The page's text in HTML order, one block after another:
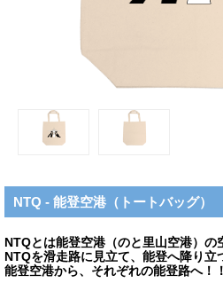
NTQ - 能登空港（トートバッグ）
NTQとは能登空港（のと里山空港）の
NTQを滑走路に見立て、能登へ降り立
能登空港から、それぞれの能登路へ！！